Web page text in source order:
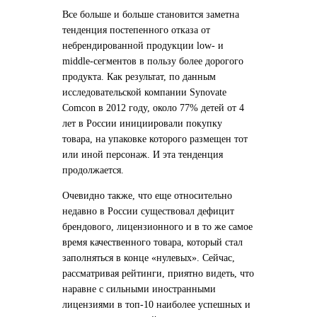
Все больше и больше становится заметна
тенденция постепенного отказа от
небрендированной продукции low- и
middle-сегментов в пользу более дорогого
продукта. Как результат, по данным
исследовательской компании Synovate
Comcon в 2012 году, около 77% детей от 4
лет в России инициировали покупку
товара, на упаковке которого размещен тот
или иной персонаж. И эта тенденция
продолжается.
Очевидно также, что еще относительно
недавно в России существовал дефицит
брендового, лицензионного и в то же самое
время качественного товара, который стал
заполняться в конце «нулевых». Сейчас,
рассматривая рейтинги, приятно видеть, что
наравне с сильными иностранными
лицензиями в топ-10 наиболее успешных и